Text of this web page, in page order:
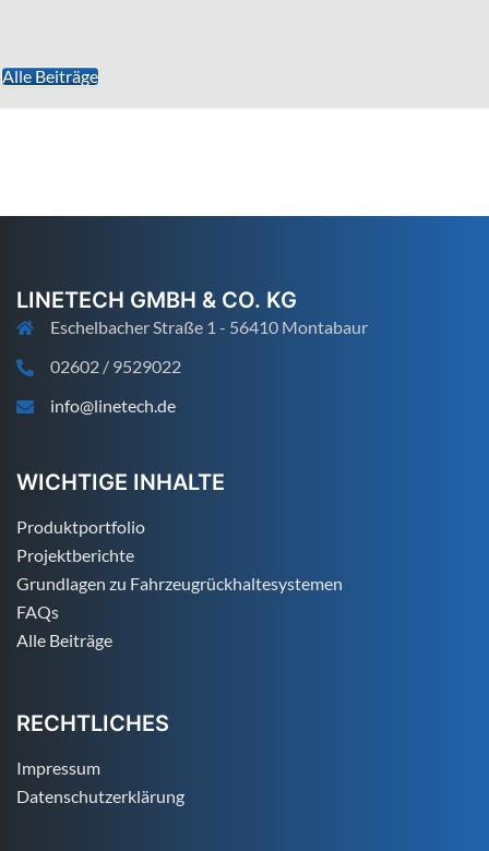
Alle Beiträge
LINETECH GMBH & CO. KG
Eschelbacher Straße 1 - 56410 Montabaur
02602 / 9529022
info@linetech.de
WICHTIGE INHALTE
Produktportfolio
Projektberichte
Grundlagen zu Fahrzeugrückhaltesystemen
FAQs
Alle Beiträge
RECHTLICHES
Impressum
Datenschutzerklärung